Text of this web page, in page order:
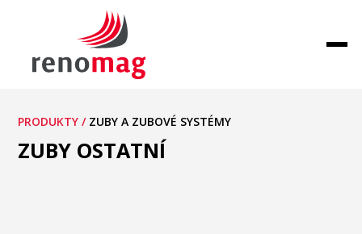
PRODUKTY / ZUBY A ZUBOVÉ SYSTÉMY
ZUBY OSTATNÍ